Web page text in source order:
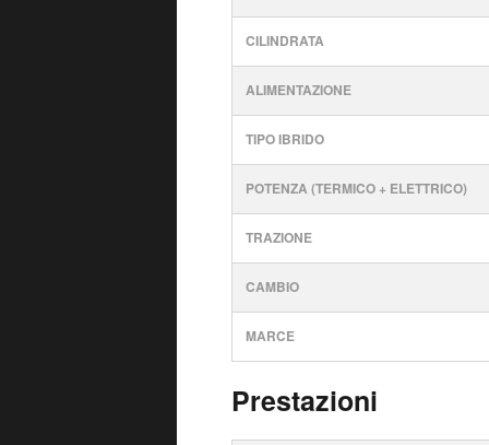
CILINDRATA
ALIMENTAZIONE
TIPO IBRIDO
POTENZA (TERMICO + ELETTRICO)
TRAZIONE
CAMBIO
MARCE
Prestazioni